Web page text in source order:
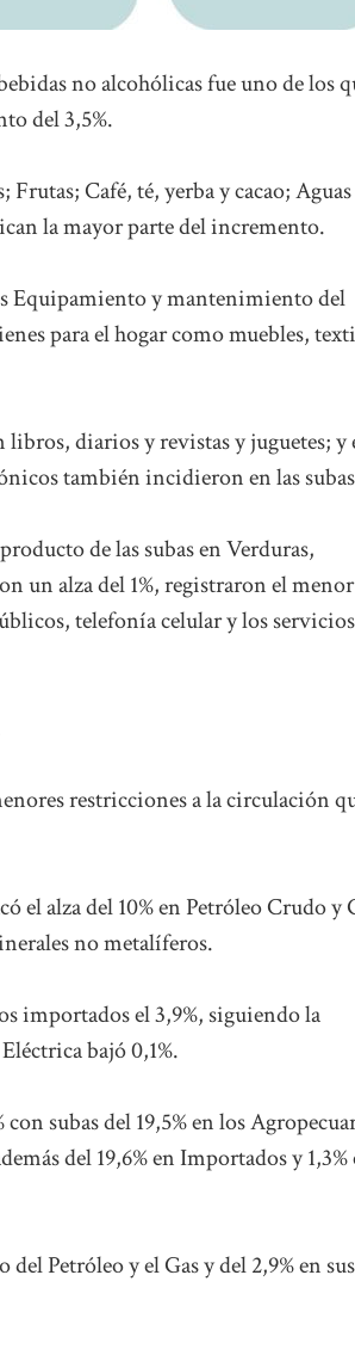
no alcohólicas fue uno de los
del 3,5%.
Café, té, yerba y cacao; Aguas
la mayor parte del incremento.
Equipamiento y mantenimiento del
para el hogar como muebles,
diarios y revistas y juguetes; y
también incidieron en las
de las subas en Verduras,
un alza del 1%, registraron el menor
telefonía celular y los servicios
restricciones a la circulación
el alza del 10% en Petróleo Crudo y
no metalíferos.
importados el 3,9%, siguiendo la
bajó 0,1%.
subas del 19,5% en los
del 19,6% en Importados y 1,3%
Petróleo y el Gas y del 2,9% en sus